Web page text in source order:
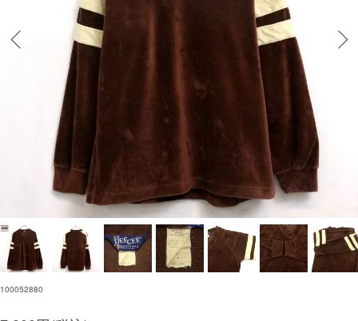
100052880